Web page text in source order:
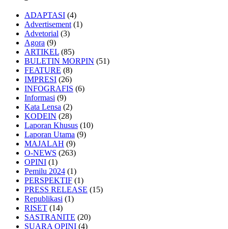
ADAPTASI (4)
Advertisement (1)
Advetorial (3)
Agora (9)
ARTIKEL (85)
BULETIN MORPIN (51)
FEATURE (8)
IMPRESI (26)
INFOGRAFIS (6)
Informasi (9)
Kata Lensa (2)
KODEIN (28)
Laporan Khusus (10)
Laporan Utama (9)
MAJALAH (9)
O-NEWS (263)
OPINI (1)
Pemilu 2024 (1)
PERSPEKTIF (1)
PRESS RELEASE (15)
Republikasi (1)
RISET (14)
SASTRANITE (20)
SUARA OPINI (4)